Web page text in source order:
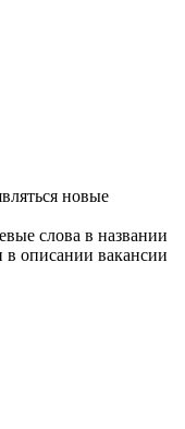
новые
слова в названии
в описании вакансии